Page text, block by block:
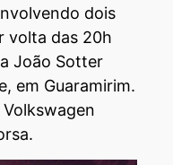
dois
volta das 20h
João Sotter
em Guaramirim.